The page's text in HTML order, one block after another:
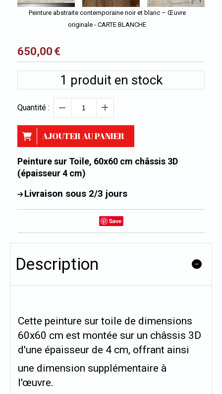
Peinture abstraite contemporaine noir et blanc – Œuvre
originale - CARTE BLANCHE
650,00 €
1 produit en stock
Quantité :
AJOUTER AU PANIER
Peinture sur Toile, 60x60 cm châssis 3D
(épaisseur 4 cm)
Livraison sous 2/3 jours
Save
Description
Cette peinture sur toile de dimensions
60x60 cm est montée sur un châssis 3D
d'une épaisseur de 4 cm, offrant ainsi
une dimension supplémentaire à
l'œuvre.